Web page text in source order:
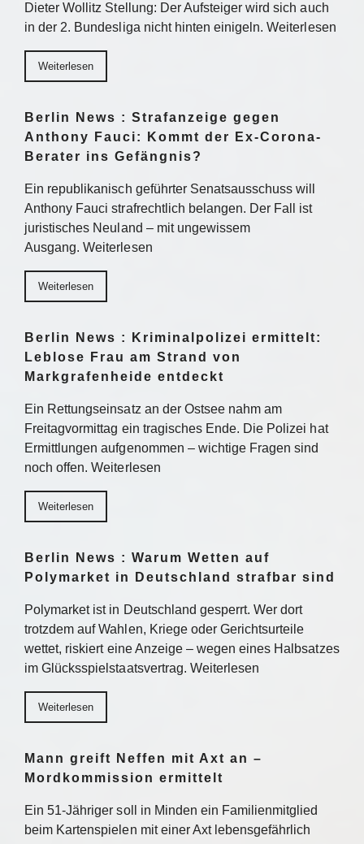
Dieter Wollitz Stellung: Der Aufsteiger wird sich auch
in der 2. Bundesliga nicht hinten einigeln. Weiterlesen
Weiterlesen
Berlin News : Strafanzeige gegen
Anthony Fauci: Kommt der Ex-Corona-
Berater ins Gefängnis?
Ein republikanisch geführter Senatsausschuss will
Anthony Fauci strafrechtlich belangen. Der Fall ist
juristisches Neuland – mit ungewissem
Ausgang. Weiterlesen
Weiterlesen
Berlin News : Kriminalpolizei ermittelt:
Leblose Frau am Strand von
Markgrafenheide entdeckt
Ein Rettungseinsatz an der Ostsee nahm am
Freitagvormittag ein tragisches Ende. Die Polizei hat
Ermittlungen aufgenommen – wichtige Fragen sind
noch offen. Weiterlesen
Weiterlesen
Berlin News : Warum Wetten auf
Polymarket in Deutschland strafbar sind
Polymarket ist in Deutschland gesperrt. Wer dort
trotzdem auf Wahlen, Kriege oder Gerichtsurteile
wettet, riskiert eine Anzeige – wegen eines Halbsatzes
im Glücksspielstaatsvertrag. Weiterlesen
Weiterlesen
Mann greift Neffen mit Axt an –
Mordkommission ermittelt
Ein 51-Jähriger soll in Minden ein Familienmitglied
beim Kartenspielen mit einer Axt lebensgefährlich